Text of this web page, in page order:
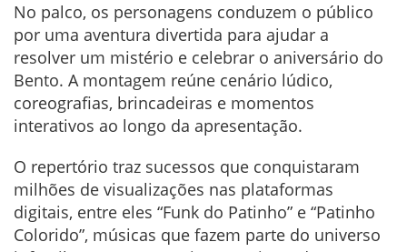
No palco, os personagens conduzem o público
por uma aventura divertida para ajudar a
resolver um mistério e celebrar o aniversário do
Bento. A montagem reúne cenário lúdico,
coreografias, brincadeiras e momentos
interativos ao longo da apresentação.
O repertório traz sucessos que conquistaram
milhões de visualizações nas plataformas
digitais, entre eles “Funk do Patinho” e “Patinho
Colorido”, músicas que fazem parte do universo